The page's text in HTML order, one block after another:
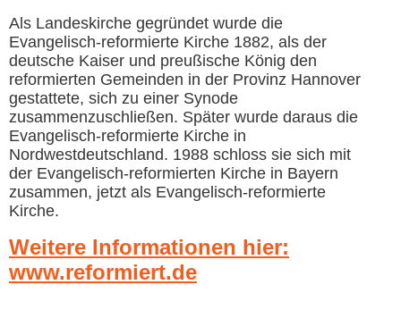
Als Landeskirche gegründet wurde die
Evangelisch-reformierte Kirche 1882, als der
deutsche Kaiser und preußische König den
reformierten Gemeinden in der Provinz Hannover
gestattete, sich zu einer Synode
zusammenzuschließen. Später wurde daraus die
Evangelisch-reformierte Kirche in
Nordwestdeutschland. 1988 schloss sie sich mit
der Evangelisch-reformierten Kirche in Bayern
zusammen, jetzt als Evangelisch-reformierte
Kirche.
Weitere Informationen hier:
www.reformiert.de